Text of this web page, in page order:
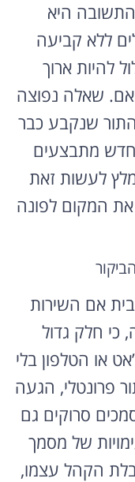
היא
ללא קביעה
להיות ארוך
שאלה נפוצה
שנקבע כבר
מתבצעים
לעשות זאת
המקום לפונה
אם השירות
כי חלק גדול
או הטלפון בלי
פרונטלי, הגעה
סרוקים גם
של מסמך
הקהל עצמו,